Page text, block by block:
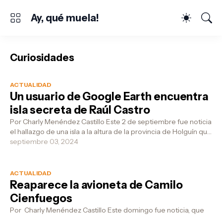
Ay, qué muela!
Curiosidades
ACTUALIDAD
Un usuario de Google Earth encuentra
isla secreta de Raúl Castro
Por Charly Menéndez Castillo Este 2 de septiembre fue noticia
el hallazgo de una isla a la altura de la provincia de Holguín que
hasta el ...
septiembre 03, 2024
ACTUALIDAD
Reaparece la avioneta de Camilo
Cienfuegos
Por Charly Menéndez Castillo Este domingo fue noticia, que